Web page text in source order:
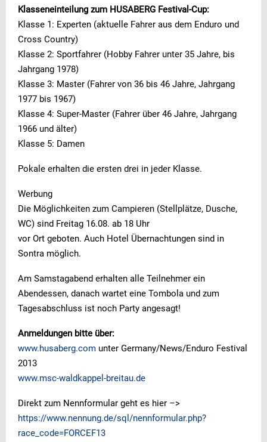
Klasseneinteilung zum HUSABERG Festival-Cup:
Klasse 1: Experten (aktuelle Fahrer aus dem Enduro und
Cross Country)
Klasse 2: Sportfahrer (Hobby Fahrer unter 35 Jahre, bis
Jahrgang 1978)
Klasse 3: Master (Fahrer von 36 bis 46 Jahre, Jahrgang
1977 bis 1967)
Klasse 4: Super-Master (Fahrer über 46 Jahre, Jahrgang
1966 und älter)
Klasse 5: Damen
Pokale erhalten die ersten drei in jeder Klasse.
Werbung
Die Möglichkeiten zum Campieren (Stellplätze, Dusche,
WC) sind Freitag 16.08. ab 18 Uhr
vor Ort geboten. Auch Hotel Übernachtungen sind in
Sontra möglich.
Am Samstagabend erhalten alle Teilnehmer ein
Abendessen, danach wartet eine Tombola und zum
Tagesabschluss ist noch Party angesagt!
Anmeldungen bitte über:
www.husaberg.com unter Germany/News/Enduro Festival
2013
www.msc-waldkappel-breitau.de
Direkt zum Nennformular geht es hier –>
https://www.nennung.de/sql/nennformular.php?
race_code=FORCEF13